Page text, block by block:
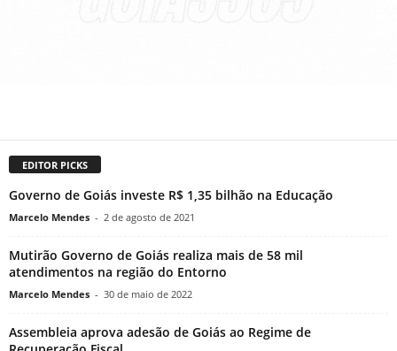
EDITOR PICKS
Governo de Goiás investe R$ 1,35 bilhão na Educação
Marcelo Mendes - 2 de agosto de 2021
Mutirão Governo de Goiás realiza mais de 58 mil
atendimentos na região do Entorno
Marcelo Mendes - 30 de maio de 2022
Assembleia aprova adesão de Goiás ao Regime de